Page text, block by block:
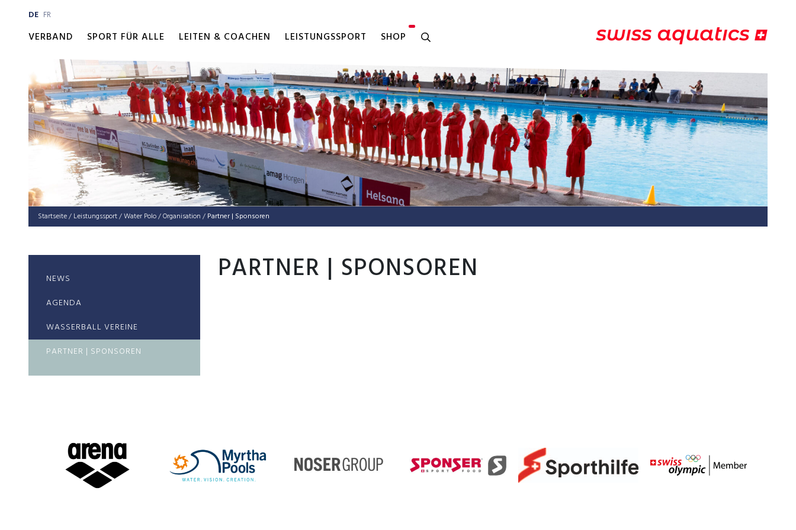
DE FR
VERBAND SPORT FÜR ALLE LEITEN & COACHEN LEISTUNGSSPORT SHOP
Startseite/ Leis­tungs­sport/Water Polo/Orga­ni­sa­ti­on / Partner | Sponsoren
NEWS
AGENDA
WASSERBALL VEREINE
PARTNER | SPONSOREN
PARTNER | SPONSOREN